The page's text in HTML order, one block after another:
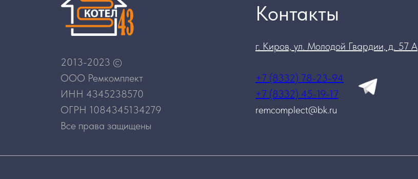
2013-2023 ©
ООО Ремкомплект
ИНН 4345238570
ОГРН 1084345134279
Все права защищены
Контакты
г. Киров, ул. Молодой Гвардии, д. 57 А
+7 (8332) 78-23-94
+7 (8332) 45-19-17
remcomplect@bk.ru